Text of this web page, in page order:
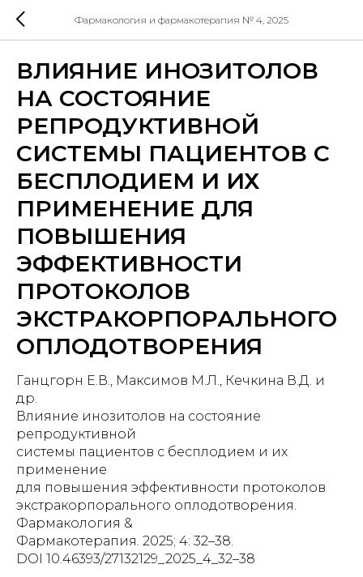
Фармакология и фармакотерапия № 4, 2025
ВЛИЯНИЕ ИНОЗИТОЛОВ
НА СОСТОЯНИЕ
РЕПРОДУКТИВНОЙ
СИСТЕМЫ ПАЦИЕНТОВ С
БЕСПЛОДИЕМ И ИХ
ПРИМЕНЕНИЕ ДЛЯ
ПОВЫШЕНИЯ
ЭФФЕКТИВНОСТИ
ПРОТОКОЛОВ
ЭКСТРАКОРПОРАЛЬНОГО
ОПЛОДОТВОРЕНИЯ
Ганцгорн Е.В., Максимов М.Л., Кечкина В.Д. и
др.
Влияние инозитолов на состояние
репродуктивной
системы пациентов с бесплодием и их
применение
для повышения эффективности протоколов
экстракорпорального оплодотворения.
Фармакология &
Фармакотерапия. 2025; 4: 32–38.
DOI 10.46393/27132129_2025_4_32–38